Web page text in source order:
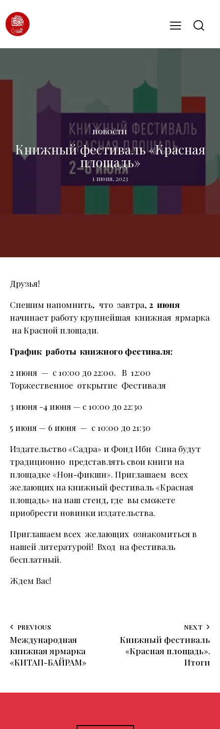
НОВОСТИ
Книжный фестиваль «Красная
площадь»
1 июня, 2023
Друзья!
Спешим напомнить, что завтра, 2 июня
начинает работу крупнейшая книжная ярмарка
на Красной площади.
График работы книжного фестиваля:
2 июня — с 10:00 до 22:00. В 12:00
Торжественное открытие Фестиваля
3 июня -4 июня — с 10:00 до 22:30
5 июня — 6 июня — с 10:00 до 21:30
Издательство «Садра» и Фонд Ибн Сина будут
традиционно представлять свои книги на
площадке «Нон-фикшн». Приглашаем всех
желающих на книжный фестиваль «Красная
площадь» на наш стенд, где вы сможете
приобрести новинки издательства.
Приглашаем всех желающих ознакомиться в
нашей литературой! Вход на фестиваль
бесплатный.
Ждем Вас!
PREVIOUS
Международная
книжная ярмарка
«КИТАП-БАЙРАМ»
NEXT
Книжный фестиваль
«Красная площадь».
Итоги